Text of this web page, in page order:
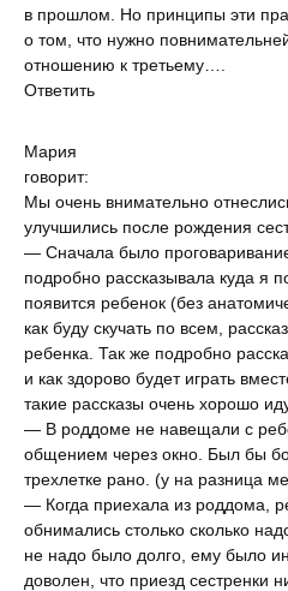
в прошлом. Но принципы эти
о том, что нужно
отношению к третьему….
Ответить
Мария
говорит:
Мы очень внимательно
улучшились после рождения
— Сначала было
подробно рассказывала куда я
появится ребенок (без
как буду скучать по всем,
ребенка. Так же подробно
и как здорово будет играть
такие рассказы очень хорошо
— В роддоме не навещали с
общением через окно. Был бы
трехлетке рано. (у на разница
— Когда приехала из роддома,
обнимались столько сколько
не надо было долго, ему было
доволен, что приезд сестренки